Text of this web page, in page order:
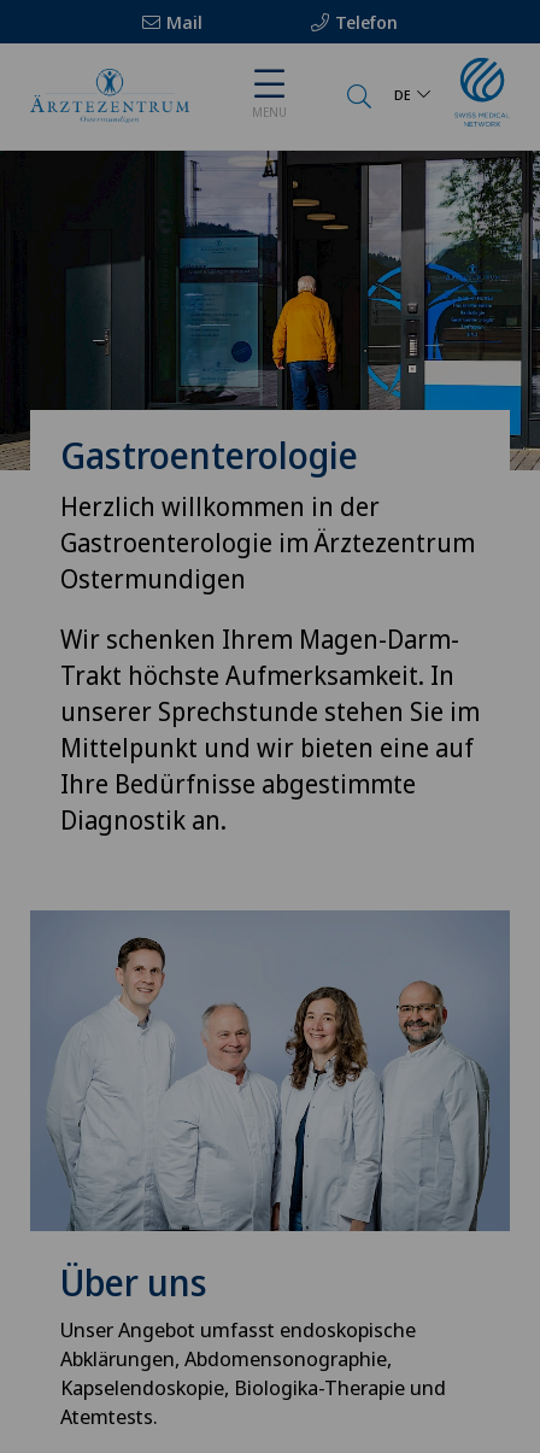
Mail Telefon
MENU
DE
Gastroenterologie
Herzlich willkommen in der
Gastroenterologie im Ärztezentrum
Ostermundigen
Wir schenken Ihrem Magen-Darm-
Trakt höchste Aufmerksamkeit. In
unserer Sprechstunde stehen Sie im
Mittelpunkt und wir bieten eine auf
Ihre Bedürfnisse abgestimmte
Diagnostik an.
Über uns
Unser Angebot umfasst endoskopische
Abklärungen, Abdomensonographie,
Kapselendoskopie, Biologika-Therapie und
Atemtests.